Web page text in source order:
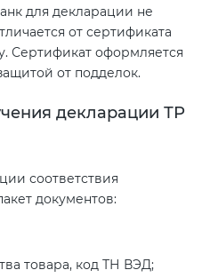
для декларации не
от сертификата
Сертификат оформляется
от подделок.
декларации ТР
соответствия
документов:
товара, код ТН ВЭД;